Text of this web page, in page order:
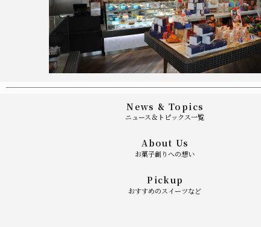
News & Topics
ニュース＆トピックス一覧
About Us
お菓子創りへの想い
Pickup
おすすめのスイーツなど